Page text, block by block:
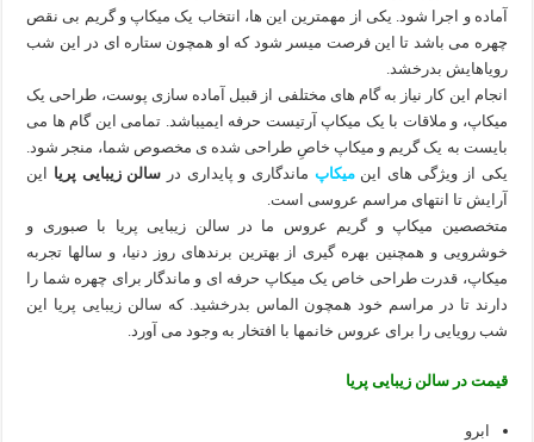
آماده و اجرا شود. یکی از مهمترین این ها، انتخاب یک میکاپ و گریم بی نقص
چهره می باشد تا این فرصت میسر شود که او همچون ستاره ای در این شب
رویاهایش بدرخشد.
انجام این کار نیاز به گام های مختلفی از قبیل آماده سازی پوست، طراحی یک
میکاپ، و ملاقات با یک میکاپ آرتیست حرفه ایمیباشد. تمامی این گام ها می
بایست به یک گریم و میکاپ خاصِ طراحی شده ی مخصوص شما، منجر شود.
یکی از ویژگی های این میکاپ ماندگاری و پایداری در سالن زیبایی پریا این
آرایش تا انتهای مراسم عروسی است.
متخصصین میکاپ و گریم عروس ما در سالن زیبایی پریا با صبوری و
خوشرویی و همچنین بهره گیری از بهترین برندهای روز دنیا، و سالها تجربه
میکاپ، قدرت طراحی خاص یک میکاپ حرفه ای و ماندگار برای چهره شما را
دارند تا در مراسم خود همچون الماس بدرخشید. که سالن زیبایی پریا این
شب رویایی را برای عروس خانمها با افتخار به وجود می آورد.
قیمت در سالن زیبایی پریا
ابرو